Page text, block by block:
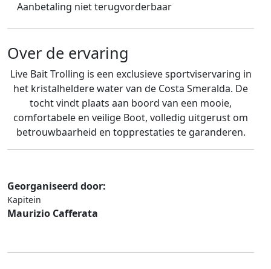
Aanbetaling niet terugvorderbaar
Over de ervaring
Live Bait Trolling is een exclusieve sportviservaring in
het kristalheldere water van de Costa Smeralda. De
tocht vindt plaats aan boord van een mooie,
comfortabele en veilige Boot, volledig uitgerust om
betrouwbaarheid en topprestaties te garanderen.
Georganiseerd door:
Kapitein
Maurizio Cafferata